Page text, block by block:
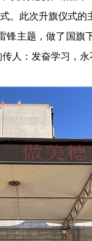
。此次升旗仪式的
锋主题，做了国
人： 发奋学习，